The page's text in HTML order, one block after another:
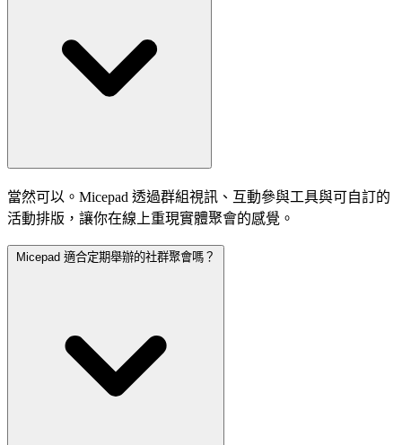
當然可以。Micepad 透過群組視訊、互動參與工具與可自訂的
活動排版，讓你在線上重現實體聚會的感覺。
Micepad 適合定期舉辦的社群聚會嗎？